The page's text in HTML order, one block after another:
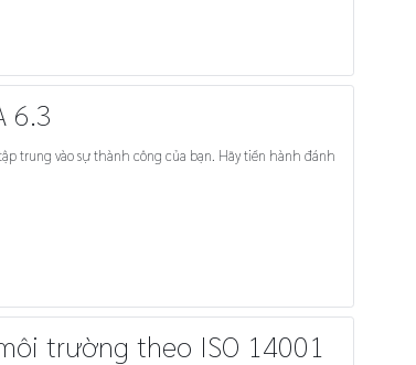
6.3
thành công của bạn. Hãy tiến hành đánh
trường theo ISO 14001